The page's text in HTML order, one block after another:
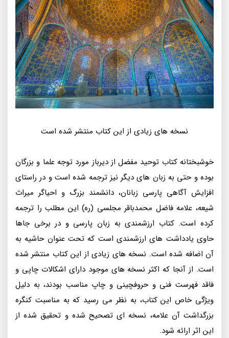
نسخه های زیادی از این کتاب منتشر شده است
خوشبختانه کتاب توحید مفضل از دیرباز مورد توجه علما و بزرگان
بوده و حتی به زبان های دیگر نیز ترجمه شده است و در راستای
افزایش آگاهی پارسی زبانان، دانشمند بزرگ و احیاگر میراث
شیعه، علامه فاضل محمدباقر مجلسی (ره) این مطلب را ترجمه
کرده است. کتاب ارزشمندی به زبان پارسی و در برخی جاها
حاوی یادداشت های ارزشمندی است که تحت عنوان حاشیه به
آن اضافه شده است. نسخه های زیادی از این کتاب منتشر شده
است. از آنجا که اکثر نسخه های موجود دارای اشکالات چاپی و
فاقد فهرست فنی و حروفچینی و چاپ مناسب بودند، به دلیل
ویژگی خاص این کتاب، به نظر می رسید که به مناسبت کنگره
بزرگداشت آن علامه، نسخه ای تصحیح شده و تحقیق شده از
این اثر ارائه شود.